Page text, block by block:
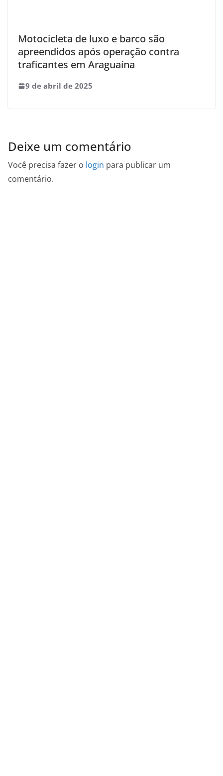
Motocicleta de luxo e barco são
apreendidos após operação contra
traficantes em Araguaína
9 de abril de 2025
Deixe um comentário
Você precisa fazer o login para publicar um
comentário.